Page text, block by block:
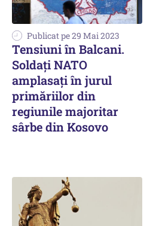
Publicat pe 29 Mai 2023
Tensiuni în Balcani.
Soldaţi NATO
amplasaţi în jurul
primăriilor din
regiunile majoritar
sârbe din Kosovo